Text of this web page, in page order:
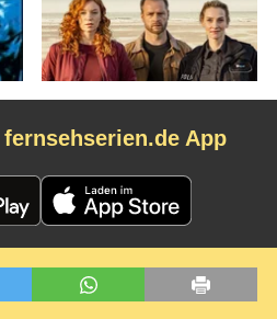
fernsehserien.de App